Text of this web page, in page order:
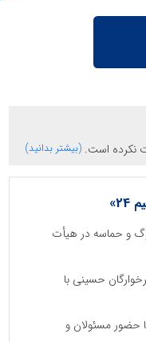
(بیشتر بدانید)
و حماسه در هیأت
حسینی با
حضور مسئولان و